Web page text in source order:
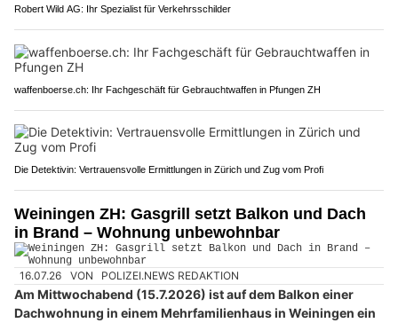
Robert Wild AG: Ihr Spezialist für Verkehrsschilder
waffenboerse.ch: Ihr Fachgeschäft für Gebrauchtwaffen in Pfungen ZH
Die Detektivin: Vertrauensvolle Ermittlungen in Zürich und Zug vom Profi
Weiningen ZH: Gasgrill setzt Balkon und Dach
in Brand – Wohnung unbewohnbar
16.07.26 VON POLIZEI.NEWS REDAKTION
Am Mittwochabend (15.7.2026) ist auf dem Balkon einer
Dachwohnung in einem Mehrfamilienhaus in Weiningen ein